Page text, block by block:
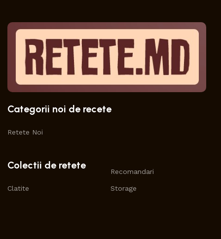
Categorii noi de recete
Retete Noi
Colectii de retete
Clatite
Recomandari
Storage